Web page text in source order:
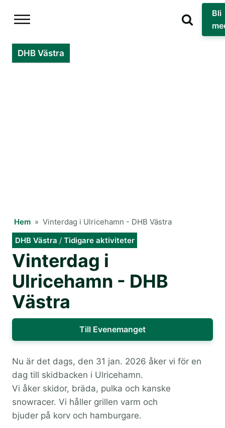
Bli
DHB Västra
Hem » Vinterdag i Ulricehamn - DHB Västra
DHB Västra / Tidigare aktiviteter
Vinterdag i
Ulricehamn - DHB
Västra
Till Evenemanget
Nu är det dags, den 31 jan. 2026 åker vi för en
dag till skidbacken i Ulricehamn.
Vi åker skidor, bräda, pulka och kanske
snowracer. Vi håller grillen varm och
bjuder på korv och hamburgare.